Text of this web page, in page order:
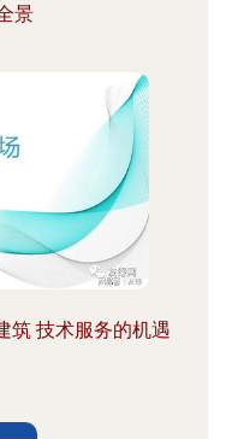
景
筑 技术服务的机遇